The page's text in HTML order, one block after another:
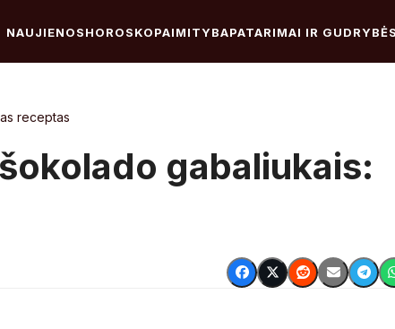
NAUJIENOSHOROSKOPAIMITYBAPATARIMAI IR
receptas
gabaliukais: